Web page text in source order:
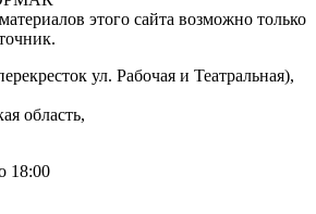
этого сайта возможно только
ул. Рабочая и Театральная),
область,
18:00